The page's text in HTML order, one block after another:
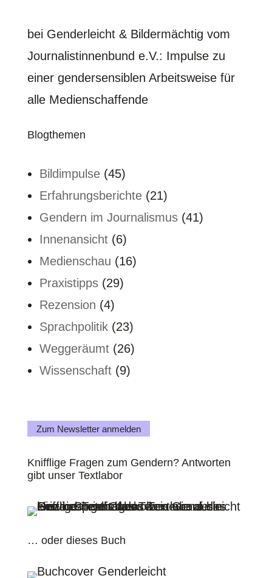
bei Genderleicht & Bildermächtig vom
Journalistinnenbund e.V.: Impulse zu
einer gendersensiblen Arbeitsweise für
alle Medienschaffende
Blogthemen
Bildimpulse(45)
Erfahrungsberichte(21)
Gendern im Journalismus(41)
Innenansicht(6)
Medienschau (16)
Praxistipps(29)
Rezension (4)
Sprachpolitik(23)
Weggeräumt(26)
Wissenschaft(9)
Zum Newsletter anmelden
Knifflige Fragen zum Gendern? Antworten
gibt unser Textlabor
… oder dieses Buch